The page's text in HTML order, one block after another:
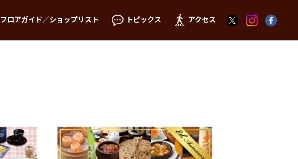
フロアガイド／ショップリスト トピックス アクセス